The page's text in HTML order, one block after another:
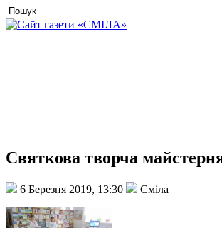
Святкова творча
6 Березня 2019, 13:30 Сміла